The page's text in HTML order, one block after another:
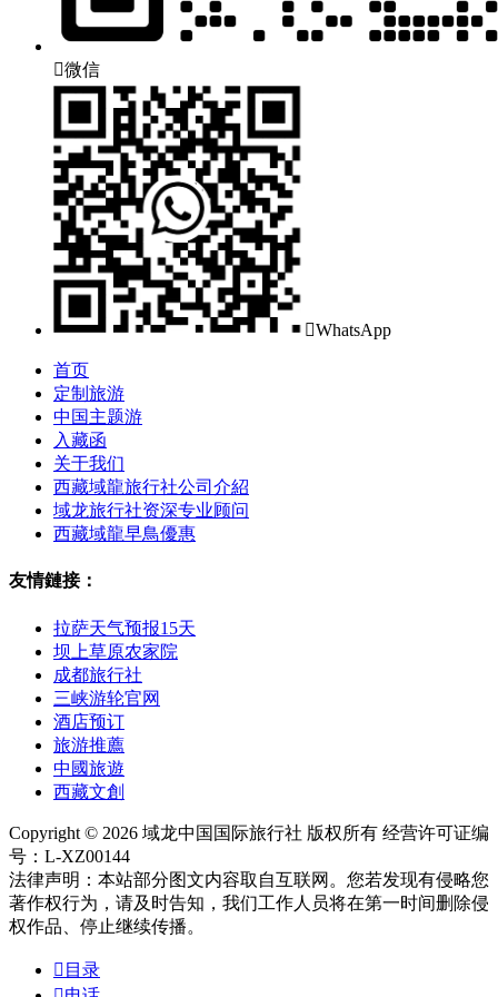
微信
WhatsApp
首页
定制旅游
中国主题游
入藏函
关于我们
西藏域龍旅行社公司介紹
域龙旅行社资深专业顾问
西藏域龍早鳥優惠
友情鏈接：
拉萨天气预报15天
坝上草原农家院
成都旅行社
三峡游轮官网
酒店预订
旅游推薦
中國旅遊
西藏文創
Copyright © 2026 域龙中国国际旅行社 版权所有 经营许可证编
号：L-XZ00144
法律声明：本站部分图文内容取自互联网。您若发现有侵略您
著作权行为，请及时告知，我们工作人员将在第一时间删除侵
权作品、停止继续传播。
 目录